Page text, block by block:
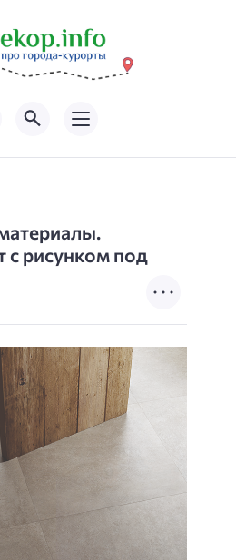
с рисунком под